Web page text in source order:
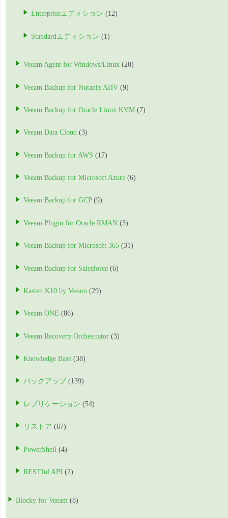
Enterpriseエディション (12)
Standardエディション (1)
Veeam Agent for Windows/Linux (20)
Veeam Backup for Nutanix AHV (9)
Veeam Backup for Oracle Linux KVM (7)
Veeam Data Cloud (3)
Veeam Backup for AWS (17)
Veeam Backup for Microsoft Azure (6)
Veeam Backup for GCP(9)
Veeam Plugin for Oracle RMAN (3)
Veeam Backup for Microsoft 365 (31)
Veeam Backup for Salesforce (6)
Kasten K10 by Veeam (29)
Veeam ONE (86)
Veeam Recovery Orchestrator (3)
Knowledge Base (38)
バックアップ (139)
レプリケーション (54)
リストア (67)
PowerShell (4)
RESTful API (2)
Blocky for Veeam (8)